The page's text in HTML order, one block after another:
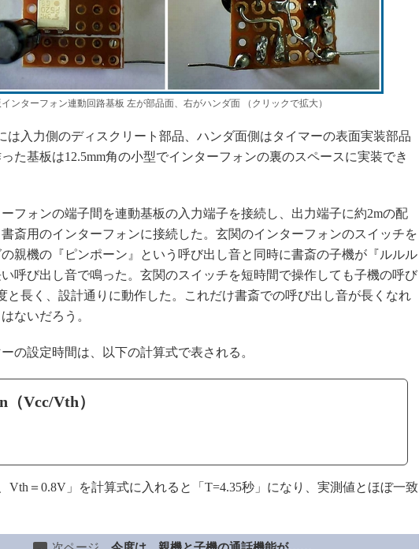
インターフォン連動回路基板 左が部品面、右がハンダ面 （クリックで拡大）
入力側のディスクリート部品、ハンダ面側はタイマーの表面実装部品
た基板は12.5mm角の小型でインターフォンの裏のスペースに実装でき
フォンの端子間を連動基板の入力端子を接続し、出力端子に約2mの配
斎用のインターフォンに接続した。玄関のインターフォンのスイッチを
親機の『ピンポーン』という呼び出し音と同時に書斎の子機が『ルルル
呼び出し音で鳴った。玄関のスイッチを短時間で操作しても子機の呼び
と長く、設計通りに動作した。これだけ書斎での呼び出し音が長くなれ
ないだろう。
の設定時間は、以下の計算式で表される。
Vcc/Vth）
Vth＝0.8V」を計算式に入れると「T=4.35秒」になり、実測値とほぼ一致